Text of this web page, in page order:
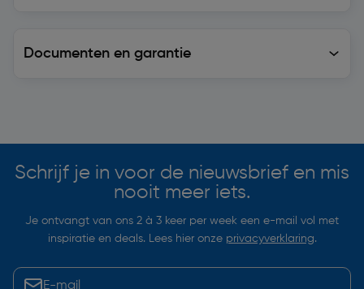
Documenten en garantie
Schrijf je in voor de nieuwsbrief en mis
nooit meer iets.
Je ontvangt van ons 2 à 3 keer per week een e-mail vol met
inspiratie en deals. Lees hier onze privacyverklaring.